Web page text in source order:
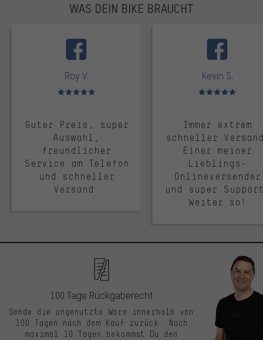
WAS DEIN BIKE BRAUCHT
Roy V.
Bewertungen: 5 von 5
Guter Preis, super
Auswahl,
freundlicher
Service am Telefon
und schneller
Versand.
Kevin S.
Bewertungen: 5 von 5
Immer extrem
schneller
Einer meiner
Lieblings-
Onlineversender
und super
Weiter so!
100 Tage Rückgaberecht
Sende die ungenutzte Ware innerhalb von
100 Tagen nach dem Kauf zurück. Nach
maximal 10 Tagen bekommst Du den